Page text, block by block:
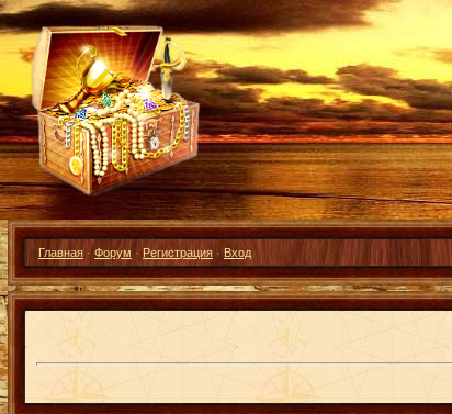
Главная · Форум · Регистрация · Вход